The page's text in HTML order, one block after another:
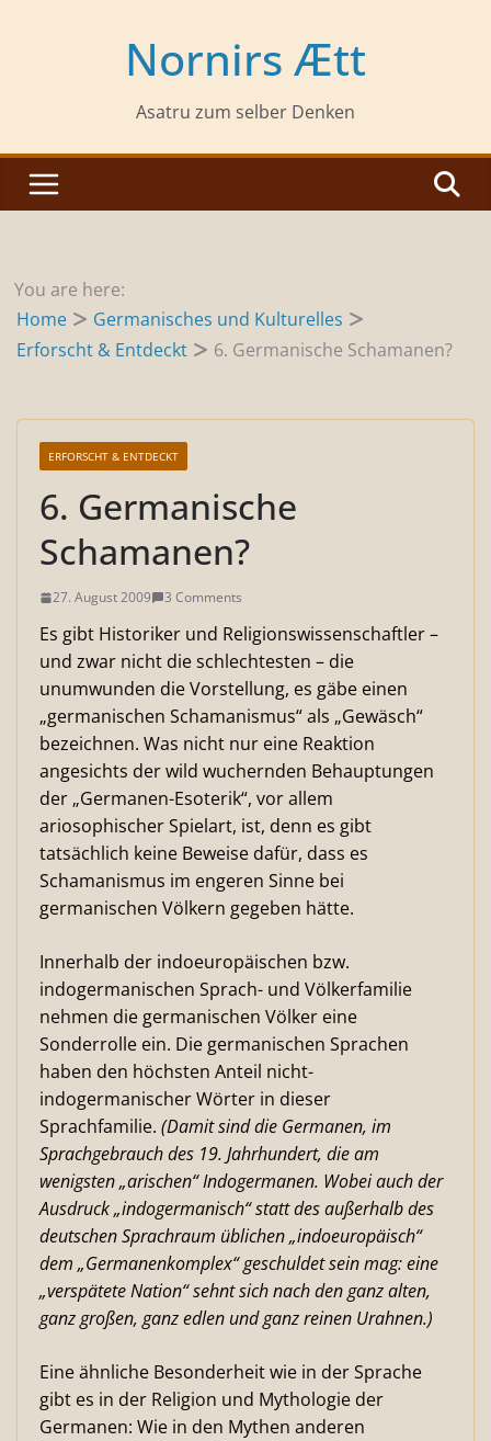
Nornirs Ætt
Asatru zum selber Denken
You are here:
Home
Germanisches und Kulturelles
Erforscht & Entdeckt
6. Germanische Schamanen?
ERFORSCHT & ENTDECKT
6. Germanische
Schamanen?
27. August 2009 3 Comments
Es gibt Historiker und Religionswissenschaftler –
und zwar nicht die schlechtesten – die
unumwunden die Vorstellung, es gäbe einen
„germanischen Schamanismus“ als „Gewäsch“
bezeichnen. Was nicht nur eine Reaktion
angesichts der wild wuchernden Behauptungen
der „Germanen-Esoterik“, vor allem
ariosophischer Spielart, ist, denn es gibt
tatsächlich keine Beweise dafür, dass es
Schamanismus im engeren Sinne bei
germanischen Völkern gegeben hätte.
Innerhalb der indoeuropäischen bzw.
indogermanischen Sprach- und Völkerfamilie
nehmen die germanischen Völker eine
Sonderrolle ein. Die germanischen Sprachen
haben den höchsten Anteil nicht-
indogermanischer Wörter in dieser
Sprachfamilie. (Damit sind die Germanen, im
Sprachgebrauch des 19. Jahrhundert, die am
wenigsten „arischen“ Indogermanen. Wobei auch der
Ausdruck „indogermanisch“ statt des außerhalb des
deutschen Sprachraum üblichen „indoeuropäisch“
dem „Germanenkomplex“ geschuldet sein mag: eine
„verspätete Nation“ sehnt sich nach den ganz alten,
ganz großen, ganz edlen und ganz reinen Urahnen.)
Eine ähnliche Besonderheit wie in der Sprache
gibt es in der Religion und Mythologie der
Germanen: Wie in den Mythen anderen